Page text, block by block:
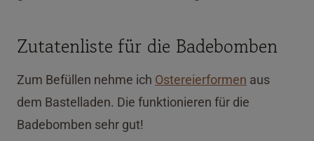
Zutatenliste für die Badebomben
Zum Befüllen nehme ich Ostereierformen aus
dem Bastelladen. Die funktionieren für die
Badebomben sehr gut!